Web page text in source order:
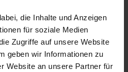
die Inhalte und Anzeigen
für soziale Medien
Zugriffe auf unsere Website
geben wir Informationen zu
Website an unsere Partner für
DETAILS